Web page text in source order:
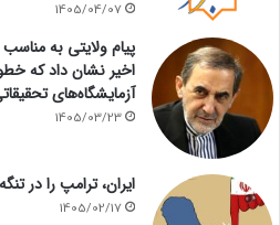
1405/04/07
پیام ولایتی به
اخیر نشان داد که
آزمایشگاه‌های
1405/03/23
ایران، ترامپ را در
1405/02/17